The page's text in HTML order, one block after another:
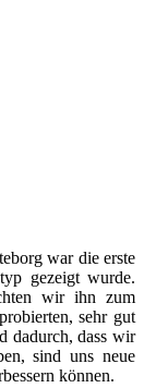
war die erste
gezeigt wurde.
wir ihn zum
sehr gut
dadurch, dass wir
sind uns neue
können.